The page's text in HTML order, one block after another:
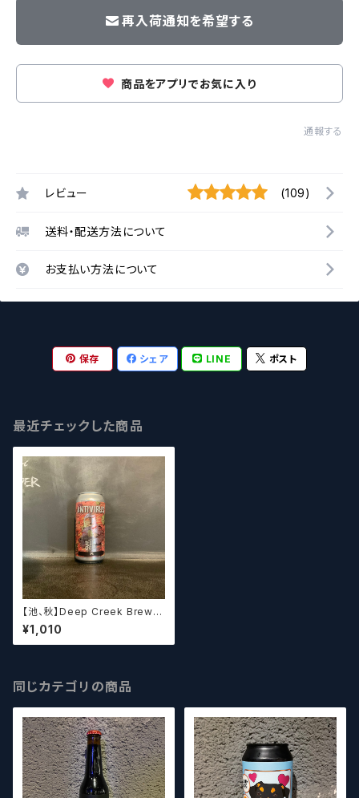
再入荷通知を希望する
商品をアプリでお気に入り
通報する
レビュー (109)
送料・配送方法について
お支払い方法について
保存 シェア LINE ポスト
最近チェックした商品
【池、秋】Deep Creek Brewin
g Co. Antivirus ディープクリ
ーク アンチ ウィルス
¥1,010
同じカテゴリの商品